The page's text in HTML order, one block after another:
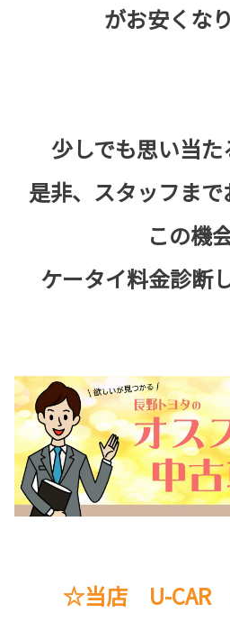
がお安くな
少しでも思い当
是非、スタッフま
この機
ケータイ料金診断
☆当店 U-CAR